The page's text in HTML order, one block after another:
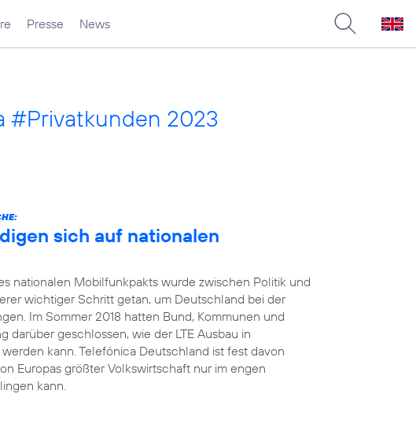
Presse News
#Privatkunden 2023
sich auf nationalen
nationalen Mobilfunkpakts wurde zwischen Politik und
wichtiger Schritt getan, um Deutschland bei der
Im Sommer 2018 hatten Bund, Kommunen und
darüber geschlossen, wie der LTE Ausbau in
kann. Telefónica Deutschland ist fest davon
Europas größter Volkswirtschaft nur im engen
kann.